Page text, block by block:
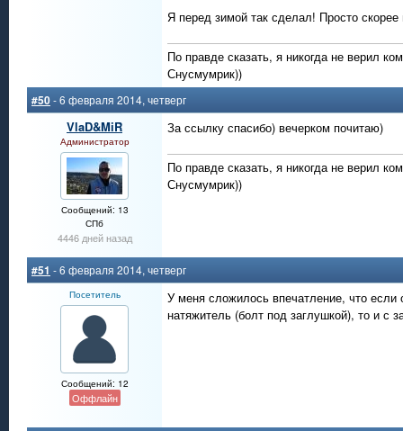
Я перед зимой так сделал! Просто
По правде сказать, я никогда не верил
Снусмумрик))
#50- 6 февраля 2014, четверг
VlaD&MiR
Администратор
Сообщений: 13
СПб
4446 дней назад
За ссылку спасибо) вечерком почитаю)
По правде сказать, я никогда не верил
Снусмумрик))
#51 - 6 февраля 2014, четверг
Посетитель
Сообщений: 12
Оффлайн
У меня сложилось впечатление, что если
натяжитель (болт под заглушкой), то и с